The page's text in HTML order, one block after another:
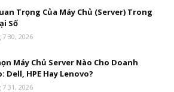
Trọng Của Máy Chủ (Server) Trong
Số
30, 2026
Máy Chủ Server Nào Cho Doanh
Dell, HPE Hay Lenovo?
31, 2026